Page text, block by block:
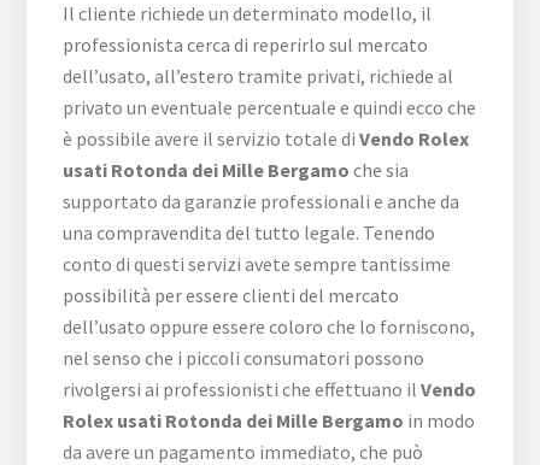
Il cliente richiede un determinato modello, il
professionista cerca di reperirlo sul mercato
dell’usato, all’estero tramite privati, richiede al
privato un eventuale percentuale e quindi ecco che
è possibile avere il servizio totale diVendo Rolex
usati Rotonda dei Mille Bergamo che sia
supportato da garanzie professionali e anche da
una compravendita del tutto legale. Tenendo
conto di questi servizi avete sempre tantissime
possibilità per essere clienti del mercato
dell’usato oppure essere coloro che lo forniscono,
nel senso che i piccoli consumatori possono
rivolgersi ai professionisti che effettuano ilVendo
Rolex usati Rotonda dei Mille Bergamo in modo
da avere un pagamento immediato, che può